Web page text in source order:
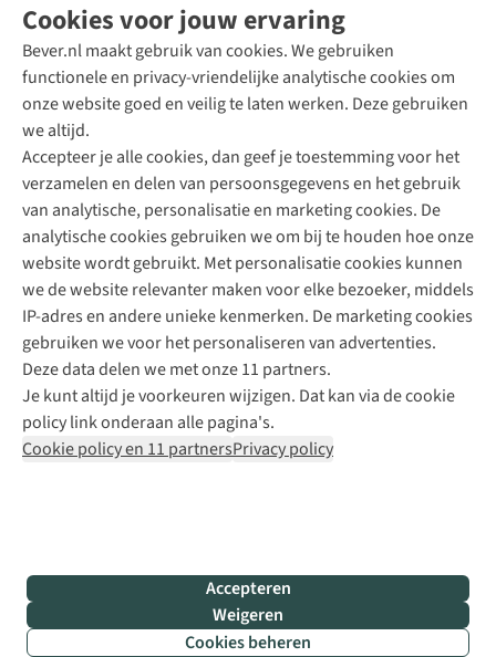
Cookies voor jouw ervaring
Bever.nl maakt gebruik van cookies. We gebruiken
functionele en privacy-vriendelijke analytische cookies om
onze website goed en veilig te laten werken. Deze gebruiken
we altijd.
Accepteer je alle cookies, dan geef je toestemming voor het
verzamelen en delen van persoonsgegevens en het gebruik
van analytische, personalisatie en marketing cookies. De
analytische cookies gebruiken we om bij te houden hoe onze
website wordt gebruikt. Met personalisatie cookies kunnen
we de website relevanter maken voor elke bezoeker, middels
IP-adres en andere unieke kenmerken. De marketing cookies
gebruiken we voor het personaliseren van advertenties.
Deze data delen we met onze 11 partners.
Je kunt altijd je voorkeuren wijzigen. Dat kan via de cookie
policy link onderaan alle pagina's.
Cookie policy en 11 partnersPrivacy policy
Accepteren
Weigeren
Cookies beheren
Direct advies van een Buitenexpert
+31 (0)85 888 50 88
+31 6 12 28 49 80
Contactformulier
Bever
B.V.